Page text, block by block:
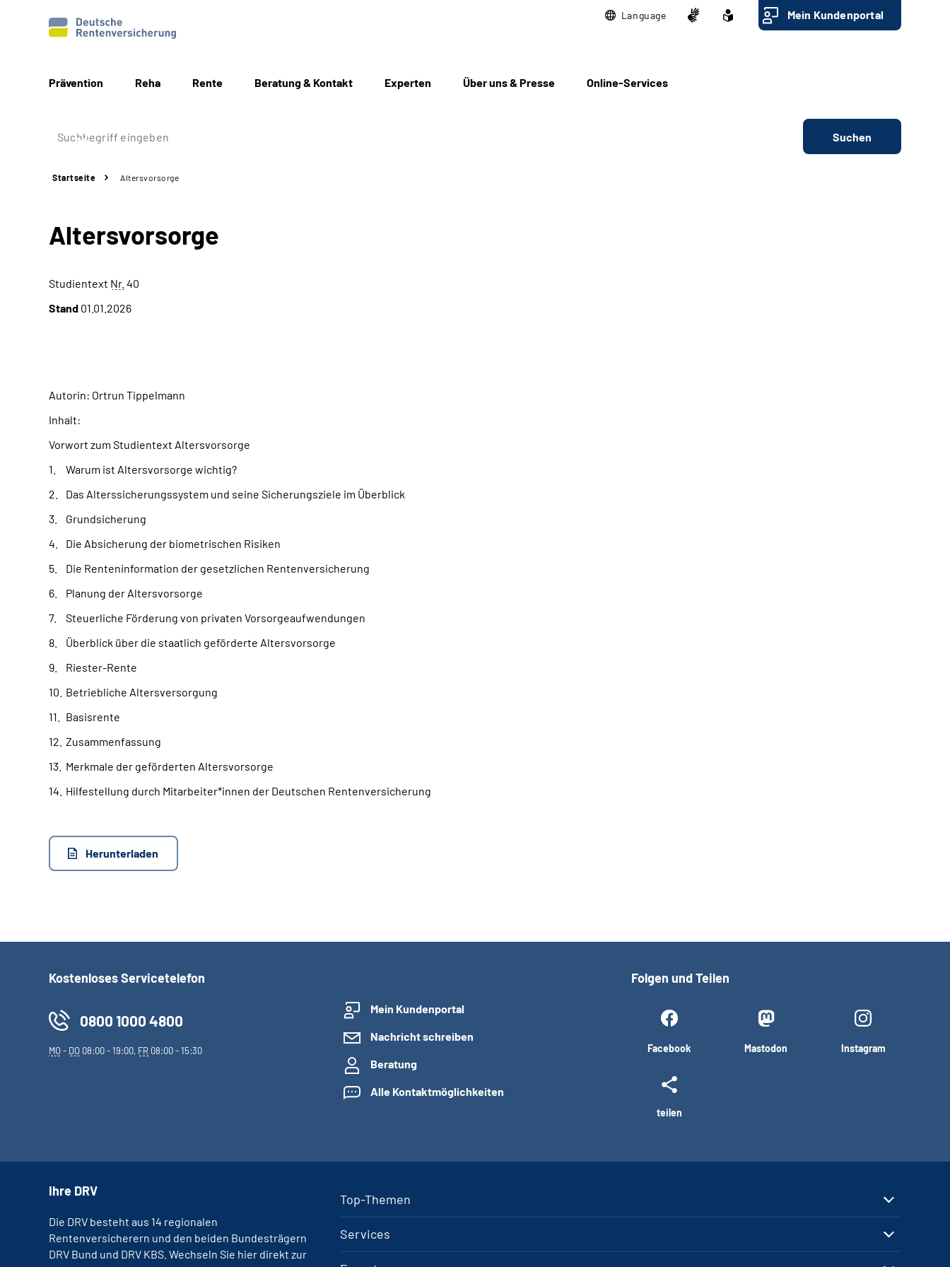
Language Mein Kundenportal
Prävention Reha Rente Beratung & Kontakt Experten Über uns & Presse Online-Services
Suchen
Startseite Altersvorsorge
Altersvorsorge
Studientext Nr. 40
Stand 01.01.2026
Autorin: Ortrun Tippelmann
Inhalt:
Vorwort zum Studientext Altersvorsorge
Warum ist Altersvorsorge wichtig?
Das Alterssicherungssystem und seine Sicherungsziele im Überblick
Grundsicherung
Die Absicherung der biometrischen Risiken
Die Renteninformation der gesetzlichen Rentenversicherung
Planung der Altersvorsorge
Steuerliche Förderung von privaten Vorsorgeaufwendungen
Überblick über die staatlich geförderte Altersvorsorge
Riester-Rente
Betriebliche Altersversorgung
Basisrente
Zusammenfassung
Merkmale der geförderten Altersvorsorge
Hilfestellung durch Mitarbeiter*innen der Deutschen Rentenversicherung
Herunterladen
Kostenloses Servicetelefon
0800 1000 4800
MO- DO 08:00 - 19:00, FR 08:00 - 15:30
Mein Kundenportal
Nachricht schreiben
Beratung
Alle Kontaktmöglichkeiten
Folgen und Teilen
Facebook Mastodon Instagram
teilen
Top-Themen
Services
Ihre DRV
Die DRV besteht aus 14 regionalen
Rentenversicherern und den beiden Bundesträgern
DRV Bund und DRV KBS. Wechseln Sie hier direkt zur